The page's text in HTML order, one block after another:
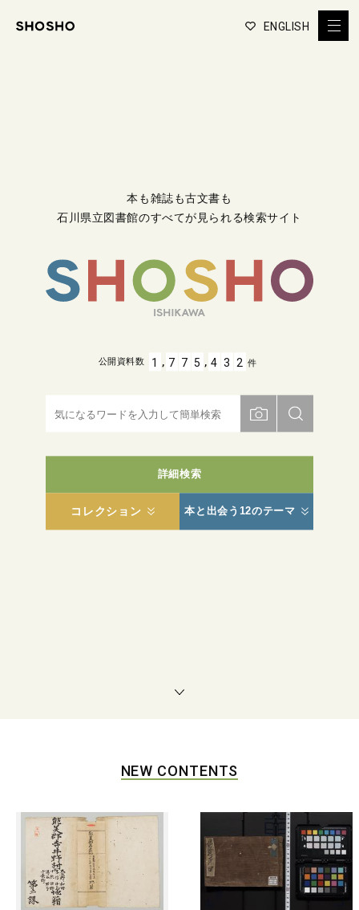
ENGLISH
本も雑誌も古文書も
石川県立図書館のすべてが見られる検索サイト
詳細検索
コレクション 本と出会う12のテーマ
公開資料数 1 , 7 7 5 , 4 3 2 件
NEW CONTENTS